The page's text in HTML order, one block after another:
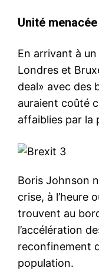
Unité menacée
En arrivant à
Londres et
deal» avec des
auraient coûté
affaiblies par la
Boris Johnson
crise, à l’heure
trouvent au
l’accélération
reconfinement
population.